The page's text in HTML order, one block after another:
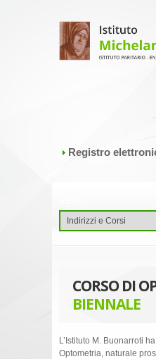
Registro
CORSO DI
BIENNALE
L’Istituto M. Buonarroti
Optometria, naturale